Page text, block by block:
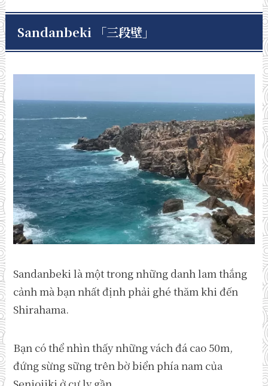
Sandanbeki 「三段壁」
Sandanbeki là một trong những danh lam thắng
cảnh mà bạn nhất định phải ghé thăm khi đến
Shirahama.
Bạn có thể nhìn thấy những vách đá cao 50m,
đứng sừng sững trên bờ biển phía nam của